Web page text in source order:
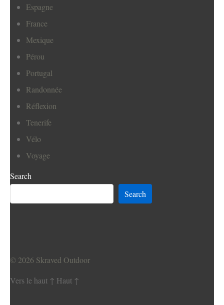
Espagne
France
Mexique
Pérou
Portugal
Randonnée
Réflexion
Tenerife
Vélo
Voyage
Search
Search
© 2026 Skraved Outdoor
Vers le haut ↑ Haut ↑